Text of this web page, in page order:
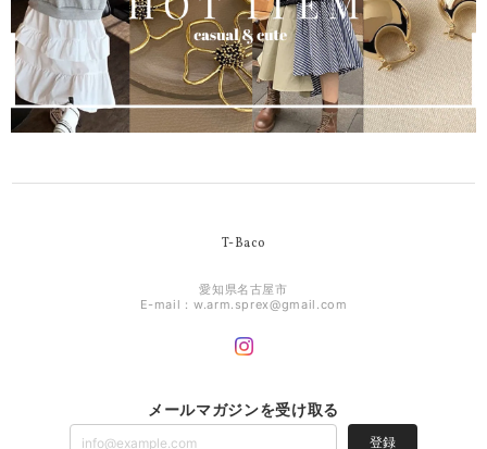
T-Baco
愛知県名古屋市
E-mail：w.arm.sprex@gmail.com
メールマガジンを受け取る
登録